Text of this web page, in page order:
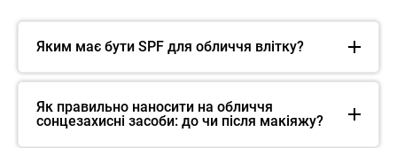
Яким має бути SPF для обличчя влітку?
Як правильно наносити на обличчя
сонцезахисні засоби: до чи після макіяжу?